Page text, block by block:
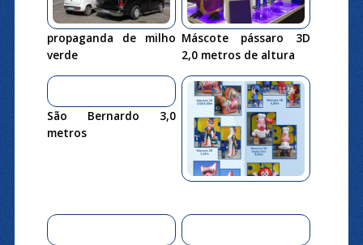
propaganda de milho
verde
Máscote pássaro 3D
2,0 metros de altura
São Bernardo 3,0
metros